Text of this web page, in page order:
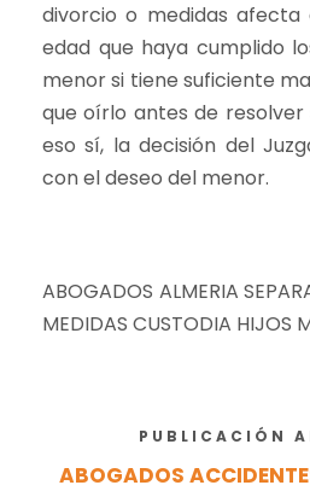
divorcio o medidas
edad que haya cumplido
menor si tiene suficiente
que oírlo antes de resolver
eso sí, la decisión del
con el deseo del menor.
ABOGADOS ALMERIA
MEDIDAS CUSTODIA HIJOS
PUBLICACIÓN
ABOGADOS